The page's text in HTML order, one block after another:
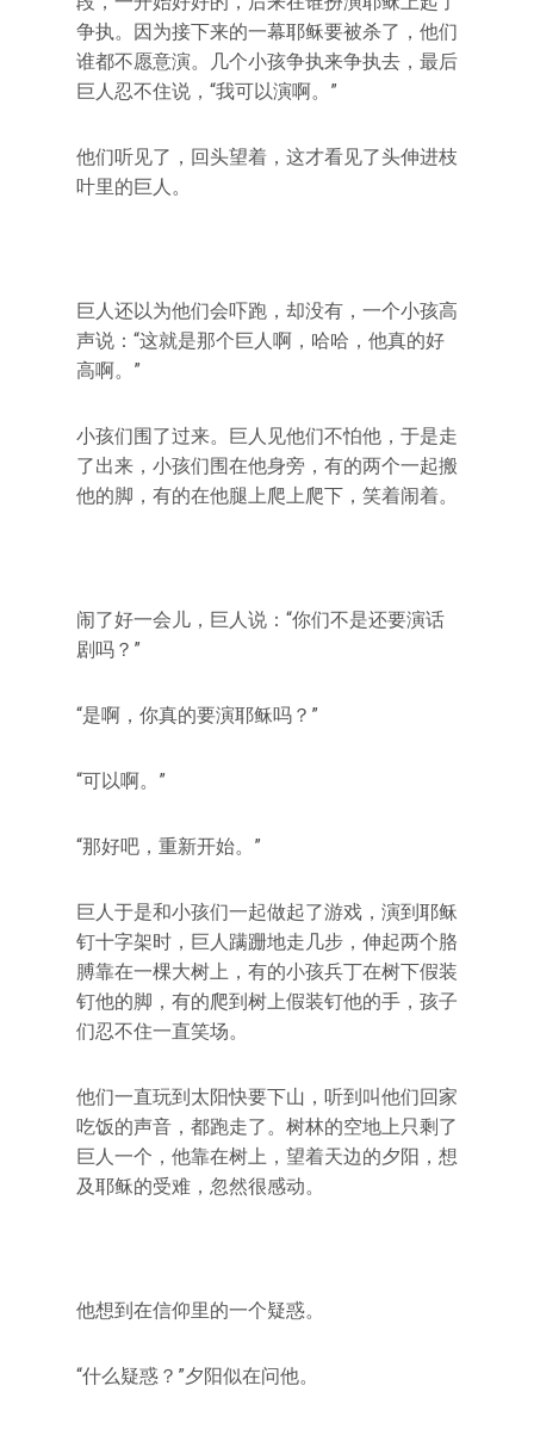
争执。因为接下来的一幕耶稣要被杀了，他们
谁都不愿意演。几个小孩争执来争执去，最后
巨人忍不住说，“我可以演啊。”
他们听见了，回头望着，这才看见了头伸进枝
叶里的巨人。
巨人还以为他们会吓跑，却没有，一个小孩高
声说：“这就是那个巨人啊，哈哈，他真的好
高啊。”
小孩们围了过来。巨人见他们不怕他，于是走
了出来，小孩们围在他身旁，有的两个一起搬
他的脚，有的在他腿上爬上爬下，笑着闹着。
闹了好一会儿，巨人说：“你们不是还要演话
剧吗？”
“是啊，你真的要演耶稣吗？”
“可以啊。”
“那好吧，重新开始。”
巨人于是和小孩们一起做起了游戏，演到耶稣
钉十字架时，巨人蹒跚地走几步，伸起两个胳
膊靠在一棵大树上，有的小孩兵丁在树下假装
钉他的脚，有的爬到树上假装钉他的手，孩子
们忍不住一直笑场。
他们一直玩到太阳快要下山，听到叫他们回家
吃饭的声音，都跑走了。树林的空地上只剩了
巨人一个，他靠在树上，望着天边的夕阳，想
及耶稣的受难，忽然很感动。
他想到在信仰里的一个疑惑。
“什么疑惑？”夕阳似在问他。